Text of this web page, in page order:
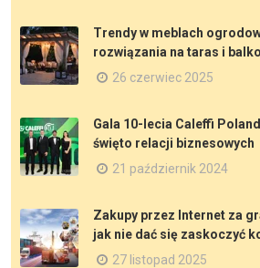
Trendy w meblach
rozwiązania na taras i
26 czerwiec 2025
Gala 10-lecia Caleffi
święto relacji biznesowych
21 październik 2024
Zakupy przez Internet za
jak nie dać się zaskoczyć
27 listopad 2025